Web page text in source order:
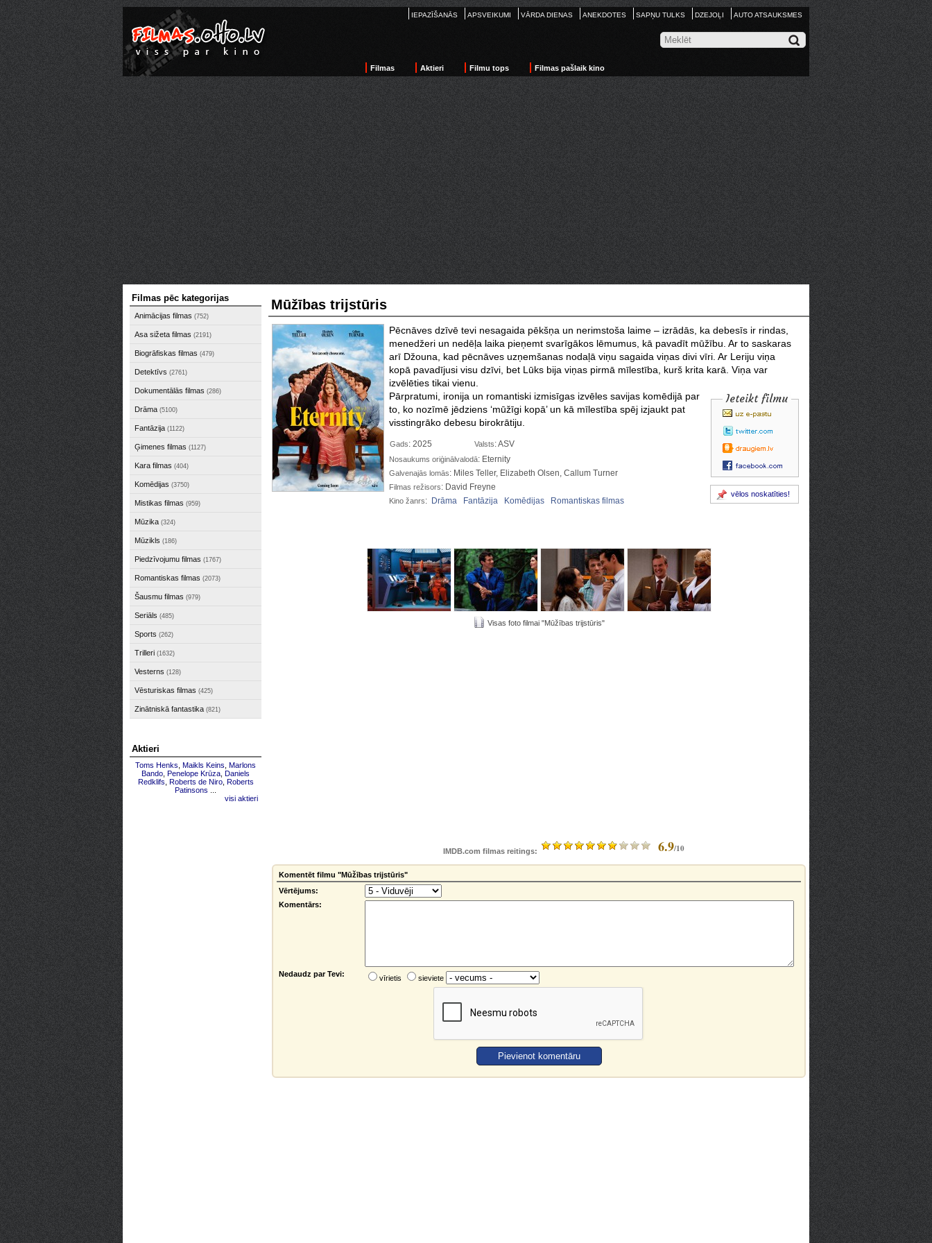
IEPAZĪŠANĀS APSVEIKUMI VĀRDA DIENAS ANEKDOTES SAPŅU TULKS DZEJOĻI AUTO ATSAUKSMES
Filmas Aktieri Filmu tops Filmas pašlaik kino
Filmas pēc kategorijas
Animācijas filmas (752)
Asa sižeta filmas (2191)
Biogrāfiskas filmas (479)
Detektīvs (2761)
Dokumentālās filmas (286)
Drāma (5100)
Fantāzija (1122)
Ģimenes filmas (1127)
Kara filmas (404)
Komēdijas (3750)
Mistikas filmas (959)
Mūzika (324)
Mūzikls (186)
Piedzīvojumu filmas (1767)
Romantiskas filmas (2073)
Šausmu filmas (979)
Seriāls (485)
Sports (262)
Trilleri (1632)
Vesterns (128)
Vēsturiskas filmas (425)
Zinātniskā fantastika (821)
Aktieri
Toms Henks Maikls Keins Marlons
Bando Penelope Krūza Daniels
Redklifs Roberts de Niro, Roberts
Patinsons
visi aktieri
Mūžības trijstūris
Pēcnāves dzīvē tevi nesagaida pēkšņa un nerimstoša laime – izrādās, ka debesīs ir rindas,
menedžeri un nedēļa laika pieņemt svarīgākos lēmumus, kā pavadīt mūžību. Ar to saskaras
arī Džouna, kad pēcnāves uzņemšanas nodaļā viņu sagaida viņas divi vīri. Ar Leriju viņa
kopā pavadījusi visu dzīvi, bet Lūks bija viņas pirmā mīlestība, kurš krita karā. Viņa var
izvēlēties tikai vienu.
Pārpratumi, ironija un romantiski izmisīgas izvēles savijas komēdijā par
to, ko nozīmē jēdziens ‘mūžīgi kopā’ un kā mīlestība spēj izjaukt pat
visstingrāko debesu birokrātiju.
Ieteikt filmu
vēlos noskatīties!
Gads: 2025 Valsts: ASV
Nosaukums oriģinālvalodā: Eternity
Galvenajās lomās: Miles Teller, Elizabeth Olsen, Callum Turner
Filmas režisors: David Freyne
Kino žanrs: Drāma Fantāzija Komēdijas Romantiskas filmas
Visas foto filmai "Mūžības trijstūris"
IMDB.com filmas reitings: 6.9/10
Komentēt filmu "Mūžības trijstūris"
Vērtējums:
Komentārs:
Nedaudz par Tevi: vīrietis sieviete